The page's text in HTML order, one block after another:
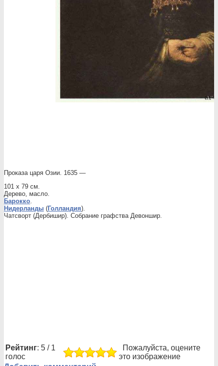
Проказа царя Озии. 1635 —
101 x 79 см.
Дерево, масло.
Барокко.
Нидерланды (Голландия).
Чатсворт (Дербишир). Собрание графства Девоншир.
Рейтинг: 5 / 1
голос
Пожалуйста, оцените
это изображение